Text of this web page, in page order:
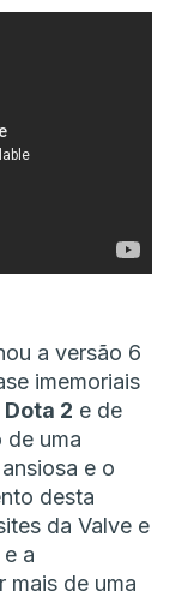
a versão 6
imemoriais
Dota 2 e de
de uma
e o
desta
da Valve e
a
mais de uma